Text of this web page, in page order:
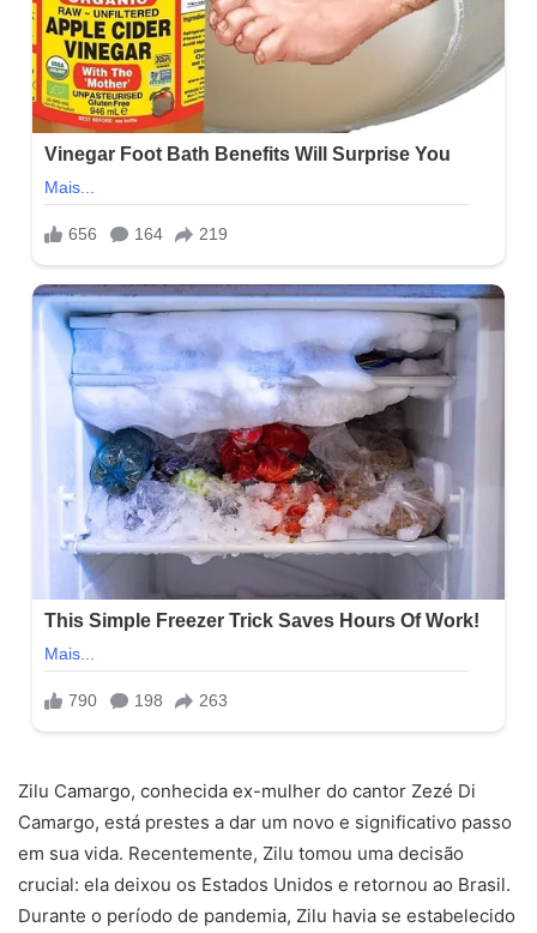
Zilu Camargo, conhecida ex-mulher do cantor Zezé Di
Camargo, está prestes a dar um novo e significativo passo
em sua vida. Recentemente, Zilu tomou uma decisão
crucial: ela deixou os Estados Unidos e retornou ao Brasil.
Durante o período de pandemia, Zilu havia se estabelecido